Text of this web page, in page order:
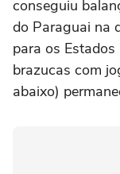
conseguiu
do Paraguai na
para os
brazucas com
abaixo)